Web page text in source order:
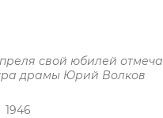
свой юбилей
драмы Юрий Волков
1946